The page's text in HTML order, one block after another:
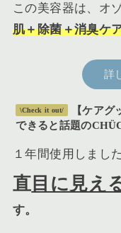
この美容器は、オ
肌＋除菌＋消臭ケ
詳
\Check it out/
【ケア
できると話題の
１年間使用しまし
直 目に見え
す。